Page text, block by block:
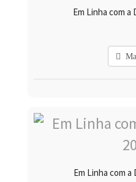
Em Linha com a
Em Linha com a